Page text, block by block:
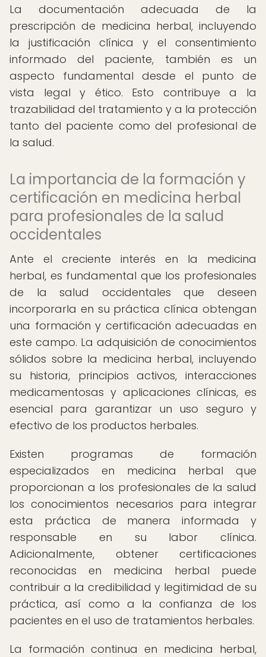
La documentación adecuada de la
prescripción de medicina herbal, incluyendo
la justificación clínica y el consentimiento
informado del paciente, también es un
aspecto fundamental desde el punto de
vista legal y ético. Esto contribuye a la
trazabilidad del tratamiento y a la protección
tanto del paciente como del profesional de
la salud.
La importancia de la formación y
certificación en medicina herbal
para profesionales de la salud
occidentales
Ante el creciente interés en la medicina
herbal, es fundamental que los profesionales
de la salud occidentales que deseen
incorporarla en su práctica clínica obtengan
una formación y certificación adecuadas en
este campo. La adquisición de conocimientos
sólidos sobre la medicina herbal, incluyendo
su historia, principios activos, interacciones
medicamentosas y aplicaciones clínicas, es
esencial para garantizar un uso seguro y
efectivo de los productos herbales.
Existen programas de formación
especializados en medicina herbal que
proporcionan a los profesionales de la salud
los conocimientos necesarios para integrar
esta práctica de manera informada y
responsable en su labor clínica.
Adicionalmente, obtener certificaciones
reconocidas en medicina herbal puede
contribuir a la credibilidad y legitimidad de su
práctica, así como a la confianza de los
pacientes en el uso de tratamientos herbales.
La formación continua en medicina herbal,